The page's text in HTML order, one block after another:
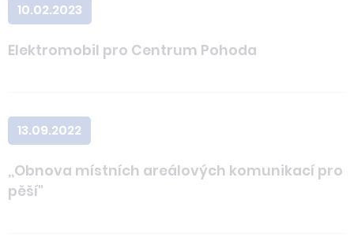
10.02.2023
Elektromobil pro Centrum Pohoda
13.09.2022
,,Obnova místních areálových komunikací pro
pěší"